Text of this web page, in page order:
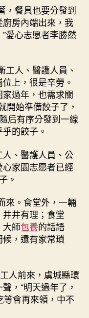
擬
暖
和
一
_
中
國
網〉
中
，餐具也要分發到
房內端出來，我
愛心志愿者李勝然
工人、醫護人員、
上，很是辛勞。
過年，也需求關
開始準備餃子了，
后有序分發到一線
的餃子。
、醫護人員、公
家園志愿者已經
。
來。食堂外，一輛
井有理；食堂
大師包養的話語
，還有家常瑣
人前來，虞城縣環
，“明天過年了，
會再來領，中不